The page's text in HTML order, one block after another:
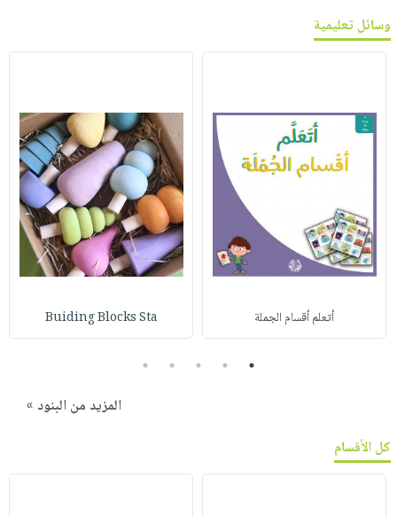
وسائل تعليمية
أتعلم أقسام الجملة Buiding Blocks Sta
1
2
3
4
5
المزيد من البنود »
كل الأقسام